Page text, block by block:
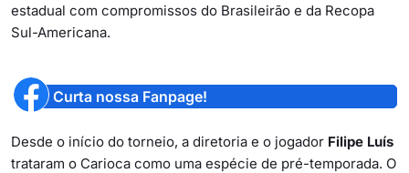
estadual com compromissos do Brasileirão e da Recopa
Sul-Americana.
Curta nossa Fanpage!
Desde o início do torneio, a diretoria e o jogador Filipe Luís
trataram o Carioca como uma espécie de pré-temporada. O